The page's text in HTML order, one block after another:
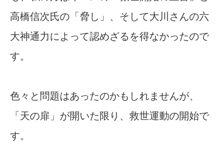
高橋信次氏の「脅し」、そして大川さんの六
大神通力によって認めざるを得なかったので
す。
色々と問題はあったのかもしれませんが、
「天の扉」が開いた限り、救世運動の開始で
す。